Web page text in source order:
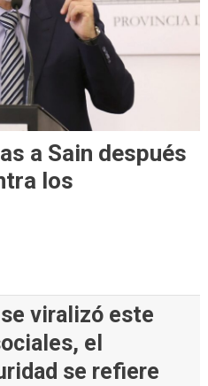
a Sain después
los
viralizó este
el
se refiere